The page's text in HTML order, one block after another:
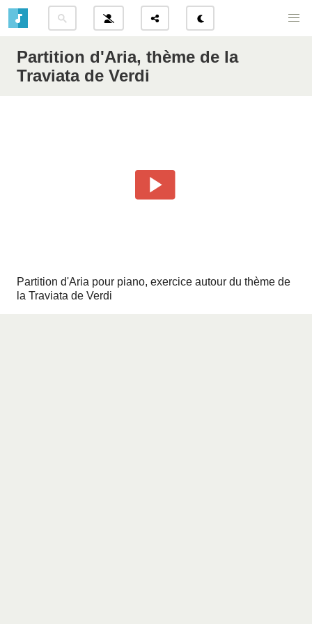
Partition d'Aria, thème de la
Traviata de Verdi
Partition d'Aria pour piano, exercice autour du thème de
la Traviata de Verdi